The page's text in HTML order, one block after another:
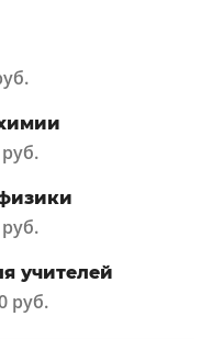
учителей
руб.